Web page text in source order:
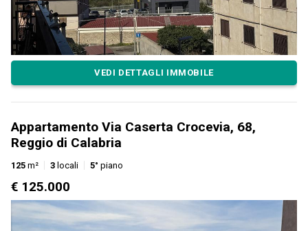
VEDI DETTAGLI IMMOBILE
Appartamento Via Caserta Crocevia, 68,
Reggio di Calabria
125 m² 3 locali 5° piano
€ 125.000